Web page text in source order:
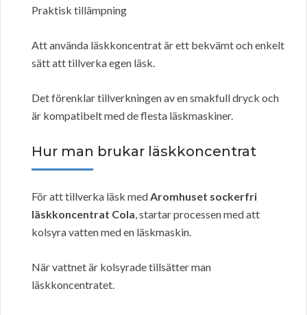
Praktisk tillämpning
Att använda läskkoncentrat är ett bekvämt och enkelt
sätt att tillverka egen läsk.
Det förenklar tillverkningen av en smakfull dryck och
är kompatibelt med de flesta läskmaskiner.
Hur man brukar läskkoncentrat
För att tillverka läsk medAromhuset sockerfri
läskkoncentrat Cola, startar processen med att
kolsyra vatten med en läskmaskin.
När vattnet är kolsyrade tillsätter man
läskkoncentratet.